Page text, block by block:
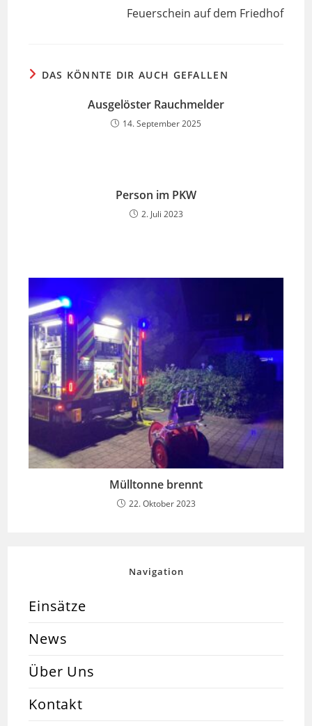
Feuerschein auf dem Friedhof
DAS KÖNNTE DIR AUCH GEFALLEN
Ausgelöster Rauchmelder
14. September 2025
Person im PKW
2. Juli 2023
Mülltonne brennt
22. Oktober 2023
Navigation
Einsätze
News
Über Uns
Kontakt